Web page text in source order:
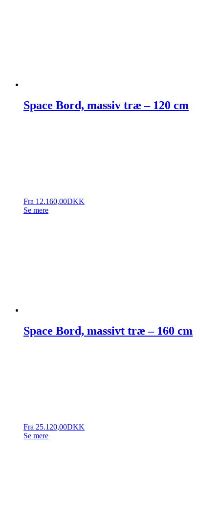
Space Bord, massiv træ – 120 cm
Fra 12.160,00DKK
Se mere
Space Bord, massivt træ – 160 cm
Fra 25.120,00DKK
Se mere